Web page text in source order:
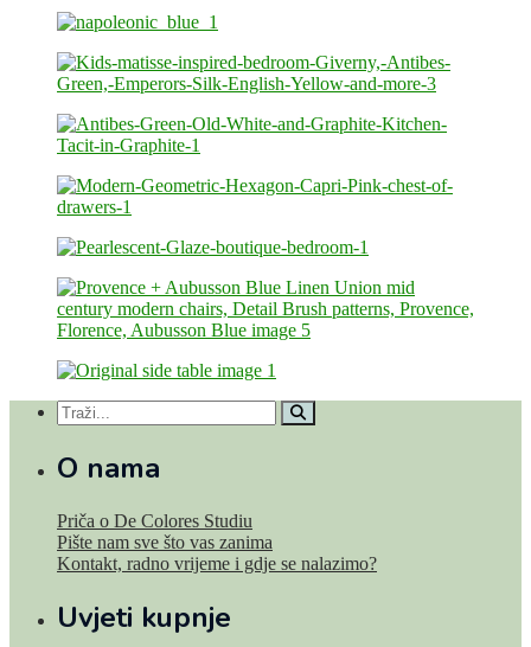
O nama
Priča o De Colores Studiu
Pište nam sve što vas zanima
Kontakt, radno vrijeme i gdje se nalazimo?
Uvjeti kupnje